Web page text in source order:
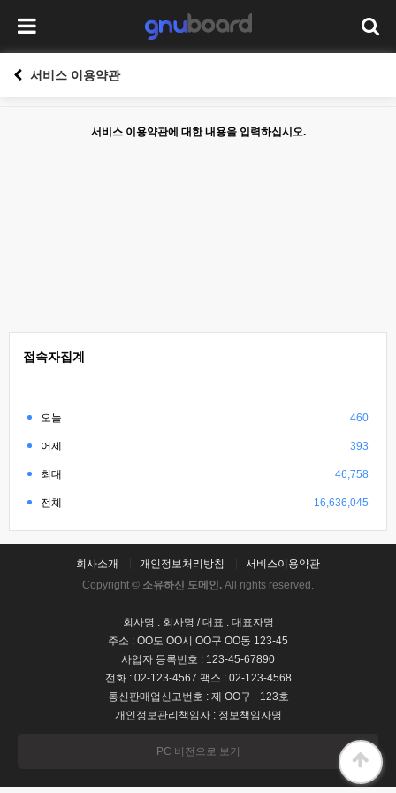
서비스 이용약관
서비스 이용약관에 대한 내용을 입력하십시오.
접속자집계
오늘 460
어제 393
최대 46,758
전체 16,636,045
회사소개 개인정보처리방침
서비스이용약관
Copyright © 소유하신 도메인. All rights reserved.
회사명 : 회사명 / 대표 : 대표자명
주소 : OO도 OO시 OO구 OO동 123-45
사업자 등록번호 : 123-45-67890
전화 : 02-123-4567 팩스 : 02-123-4568
통신판매업신고번호 : 제 OO구 - 123호
개인정보관리책임자 : 정보책임자명
PC 버전으로 보기